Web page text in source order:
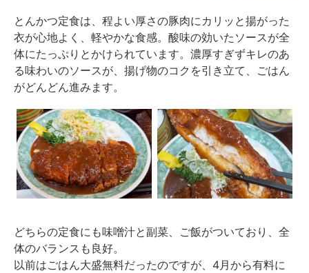
とんかつ定食は、程よい厚さの豚肉にカリッと揚がった
衣が心地よく、軽やかな食感。酸味の効いたソースが全
体にたっぷりとかけられています。濃厚すぎずキレのあ
る味わいのソースが、揚げ物のコクを引き立て、ごはん
がどんどん進みます。
どちらの定食にも味噌汁と副菜、ご飯がついており、全
体のバランスも良好。
以前はごはん大盛無料だったのですが、4月から有料に